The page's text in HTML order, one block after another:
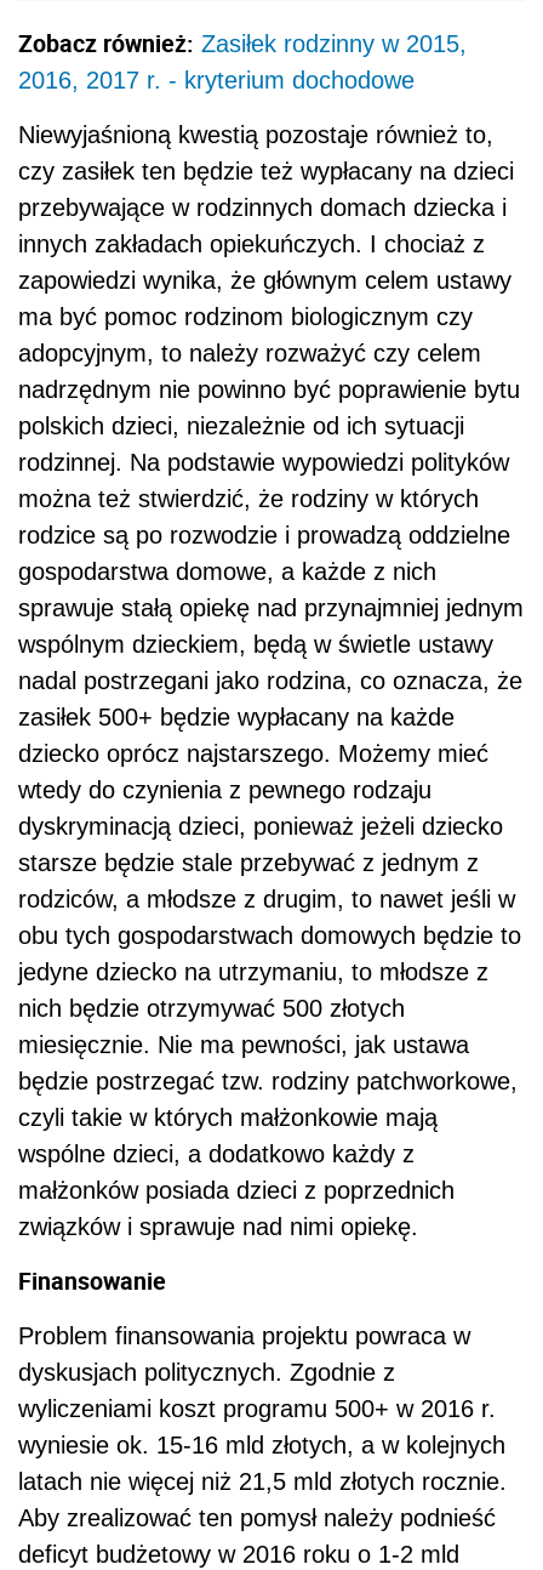
Zobacz również: Zasiłek rodzinny w 2015,
2016, 2017 r. - kryterium dochodowe
Niewyjaśnioną kwestią pozostaje również to,
czy zasiłek ten będzie też wypłacany na dzieci
przebywające w rodzinnych domach dziecka i
innych zakładach opiekuńczych. I chociaż z
zapowiedzi wynika, że głównym celem ustawy
ma być pomoc rodzinom biologicznym czy
adopcyjnym, to należy rozważyć czy celem
nadrzędnym nie powinno być poprawienie bytu
polskich dzieci, niezależnie od ich sytuacji
rodzinnej. Na podstawie wypowiedzi polityków
można też stwierdzić, że rodziny w których
rodzice są po rozwodzie i prowadzą oddzielne
gospodarstwa domowe, a każde z nich
sprawuje stałą opiekę nad przynajmniej jednym
wspólnym dzieckiem, będą w świetle ustawy
nadal postrzegani jako rodzina, co oznacza, że
zasiłek 500+ będzie wypłacany na każde
dziecko oprócz najstarszego. Możemy mieć
wtedy do czynienia z pewnego rodzaju
dyskryminacją dzieci, ponieważ jeżeli dziecko
starsze będzie stale przebywać z jednym z
rodziców, a młodsze z drugim, to nawet jeśli w
obu tych gospodarstwach domowych będzie to
jedyne dziecko na utrzymaniu, to młodsze z
nich będzie otrzymywać 500 złotych
miesięcznie. Nie ma pewności, jak ustawa
będzie postrzegać tzw. rodziny patchworkowe,
czyli takie w których małżonkowie mają
wspólne dzieci, a dodatkowo każdy z
małżonków posiada dzieci z poprzednich
związków i sprawuje nad nimi opiekę.
Finansowanie
Problem finansowania projektu powraca w
dyskusjach politycznych. Zgodnie z
wyliczeniami koszt programu 500+ w 2016 r.
wyniesie ok. 15-16 mld złotych, a w kolejnych
latach nie więcej niż 21,5 mld złotych rocznie.
Aby zrealizować ten pomysł należy podnieść
deficyt budżetowy w 2016 roku o 1-2 mld